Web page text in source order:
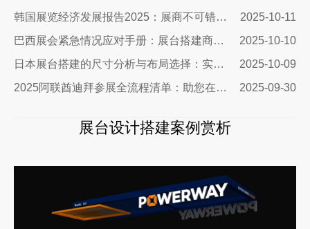
韩国展览经济发展报告2025：展商不可错过的市场机遇与实战指南
2025-10-11
巴西展会紧急情况应对手册：展台搭建商的终极生存指南
2025-10-10
日本展台搭建的尺寸分析与布局选择：实用指南助您精准出击
2025-10-09
2025阿联酋迪拜参展全流程清单：助您在中东市场脱颖而出
2025-09-30
展台设计搭建案例赏析